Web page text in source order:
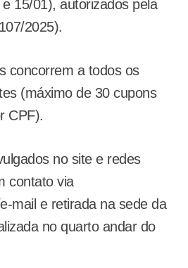
15/01), autorizados pela
2025).
concorrem a todos os
(máximo de 30 cupons
CPF).
no site e redes
contato via
mail e retirada na sede da
no quarto andar do